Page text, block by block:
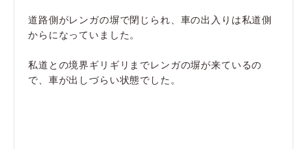
道路側がレンガの塀で閉じられ、車の出入りは私道側
からになっていました。
私道との境界ギリギリまでレンガの塀が来ているの
で、車が出しづらい状態でした。